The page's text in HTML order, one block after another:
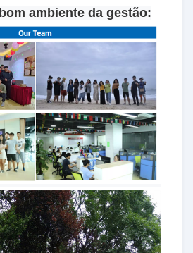
ambiente da gestão: